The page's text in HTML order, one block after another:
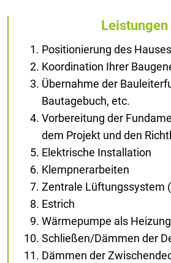
Positionierung des
Koordination Ihrer
Übernahme der
Bautagebuch, etc.
Vorbereitung der
dem Projekt und den
Elektrische Installation
Klempnerarbeiten
Zentrale Lüftungssystem
Estrich
Wärmepumpe als
Schließen/Dämmen der
Dämmen der